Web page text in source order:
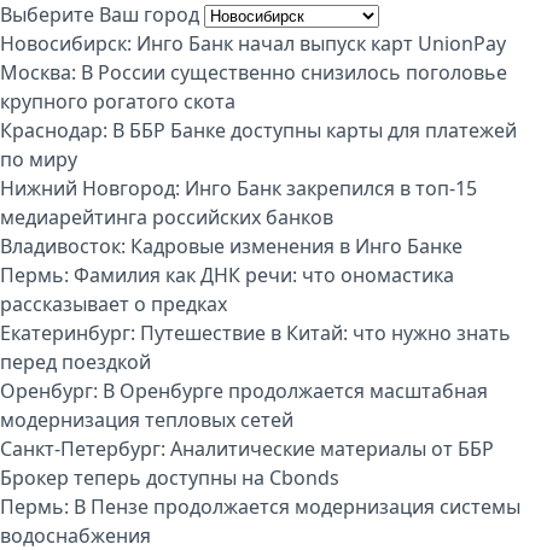
Выберите Ваш город
Новосибирск: Инго Банк начал выпуск карт UnionPay
Москва: В России существенно снизилось поголовье
крупного рогатого скота
Краснодар: В ББР Банке доступны карты для платежей
по миру
Нижний Новгород: Инго Банк закрепился в топ-15
медиарейтинга российских банков
Владивосток: Кадровые изменения в Инго Банке
Пермь: Фамилия как ДНК речи: что ономастика
рассказывает о предках
Екатеринбург: Путешествие в Китай: что нужно знать
перед поездкой
Оренбург: В Оренбурге продолжается масштабная
модернизация тепловых сетей
Санкт-Петербург: Аналитические материалы от ББР
Брокер теперь доступны на Cbonds
Пермь: В Пензе продолжается модернизация системы
водоснабжения